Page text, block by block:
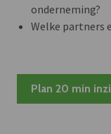
onderneming?
Welke partners
Plan 20 min